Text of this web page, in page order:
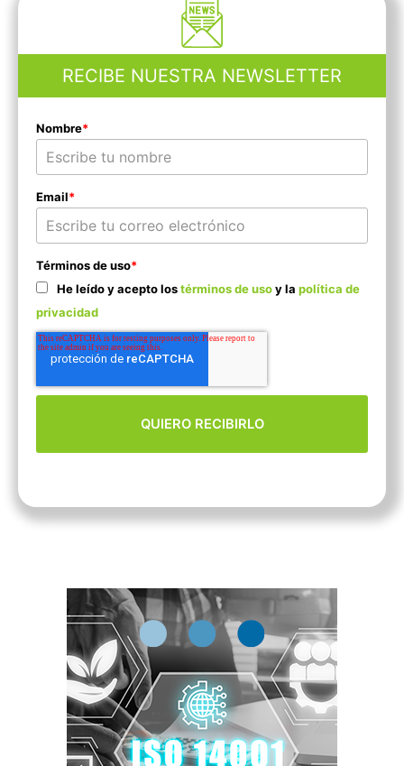
RECIBE NUESTRA NEWSLETTER
Nombre*
Email*
Términos de uso*
He leído y acepto lostérminos de usoy la política de
privacidad